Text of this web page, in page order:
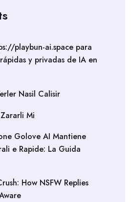
playbun-ai.space para
y privadas de IA en
Nasil Calisir
Mi
Golove AI Mantiene
e Rapide: La Guida
How NSFW Replies